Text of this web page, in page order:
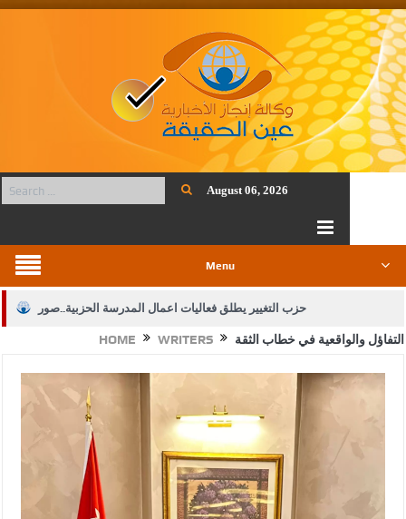
August 06, 2026
Menu
حزب التغيير يطلق فعاليات اعمال المدرسة الحزبية..صور
الجيش يفتح باب التجنيد لحملة البكالوريوس في الحقوق والقانون
بيان اجتماع عمّان:دعم الوصاية الهاشمية التاريخية على المقدسات
الإسلامية والمسيحية
الأمن يتلف 16 مليون حبة كبتاجون و1480 كغم مواد مخدرة
النواب يقر مشروع تعديل قانون الملكية العقارية
القاضي يلتقي رؤساء تحرير الصحف اليومية ويؤكد حرص مجلس النواب
HOME WRITERS التفاؤل والواقعية في خطاب الثقة